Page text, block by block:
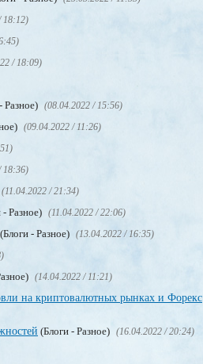
18:12)
/ 18:09)
Разное) (08.04.2022 / 15:56)
(09.04.2022 / 11:26)
18:36)
(11.04.2022 / 21:34)
- Разное) (11.04.2022 / 22:06)
(Блоги - Разное) (13.04.2022 / 16:35)
(14.04.2022 / 11:21)
на криптовалютных рынках и Форекс
(Блоги - Разное) (16.04.2022 / 20:24)